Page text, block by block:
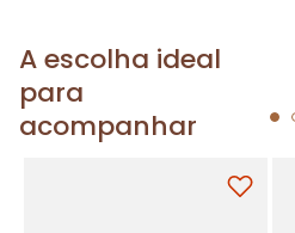
A escolha ideal
para
acompanhar